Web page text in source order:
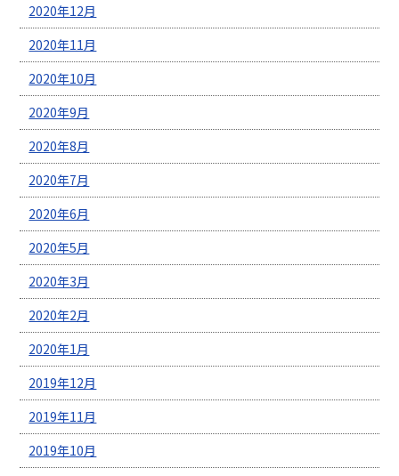
2020年12月
2020年11月
2020年10月
2020年9月
2020年8月
2020年7月
2020年6月
2020年5月
2020年3月
2020年2月
2020年1月
2019年12月
2019年11月
2019年10月